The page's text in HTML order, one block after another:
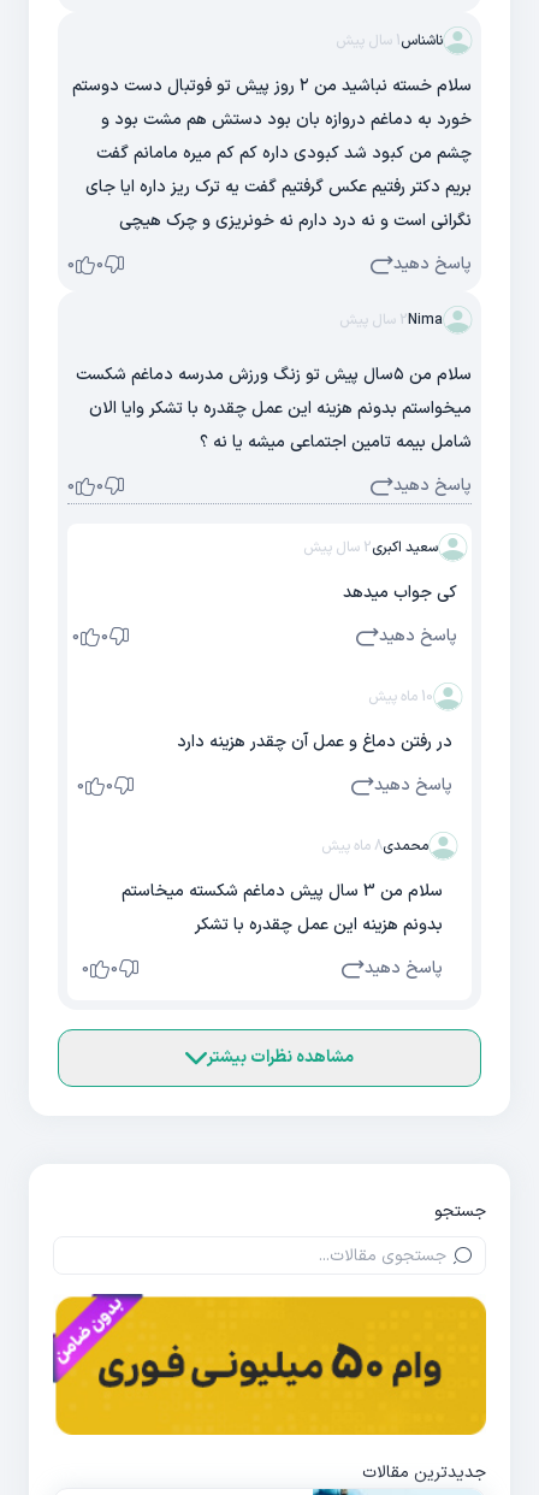
ناشناس1 سال پیش
سلام خسته نباشید من ۲ روز پیش تو فوتبال دست دوستم
خورد به دماغم دروازه بان بود دستش هم مشت بود و
چشم من کبود شد کبودی داره کم کم میره مامانم گفت
بریم دکتر رفتیم عکس گرفتیم گفت یه ترک ریز داره ایا جای
نگرانی است و نه درد دارم نه خونریزی و چرک هیچی
پاسخ دهید
0
0
Nima2 سال پیش
سلام من ۵سال پیش تو زنگ ورزش مدرسه دماغم شکست
میخواستم بدونم هزینه این عمل چقدره با تشکر وایا الان
شامل بیمه تامین اجتماعی میشه یا نه ؟
پاسخ دهید
0
0
سعید اکبری2 سال پیش
کی جواب میدهد
پاسخ دهید
0
0
10 ماه پیش
در رفتن دماغ و عمل آن چقدر هزینه دارد
پاسخ دهید
0
0
محمدی8 ماه پیش
سلام من 3 سال پیش دماغم شکسته میخاستم
بدونم هزینه این عمل چقدره با تشکر
پاسخ دهید
0
0
مشاهده نظرات بیشتر
جستجو
جدیدترین مقالات